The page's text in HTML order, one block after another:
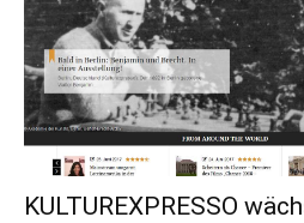
KULTUREXPRESSO